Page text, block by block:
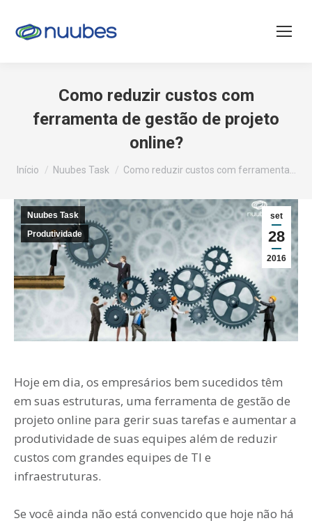
Como reduzir custos com
ferramenta de gestão de projeto
online?
Você está aqui:
Início Nuubes Task Como reduzir custos com ferramenta…
set
28
2016
Nuubes Task
Produtividade
Hoje em dia, os empresários bem sucedidos têm
em suas estruturas, uma ferramenta de gestão de
projeto online para gerir suas tarefas e aumentar a
produtividade de suas equipes além de reduzir
custos com grandes equipes de TI e
infraestruturas.
Se você ainda não está convencido que hoje não há